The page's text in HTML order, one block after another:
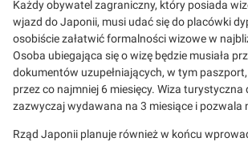
Każdy obywatel zagraniczny, który posiada
wjazd do Japonii, musi udać się do placówki
osobiście załatwić formalności wizowe w
Osoba ubiegająca się o wizę będzie musiała
dokumentów uzupełniających, w tym
przez co najmniej 6 miesięcy. Wiza turystyczna
zazwyczaj wydawana na 3 miesiące i pozwala
Rząd Japonii planuje również w końcu